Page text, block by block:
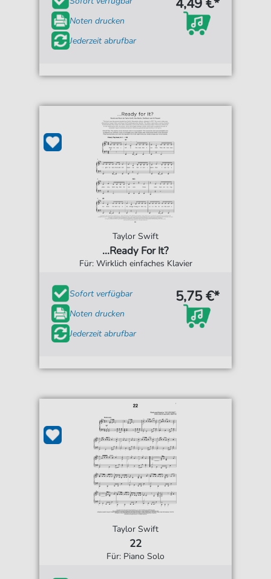
Noten drucken
Jederzeit abrufbar
Taylor Swift
...Ready For It?
Für: Wirklich einfaches Klavier
Sofort verfügbar
Noten drucken
Jederzeit abrufbar
5,75 €*
Taylor Swift
22
Für: Piano Solo